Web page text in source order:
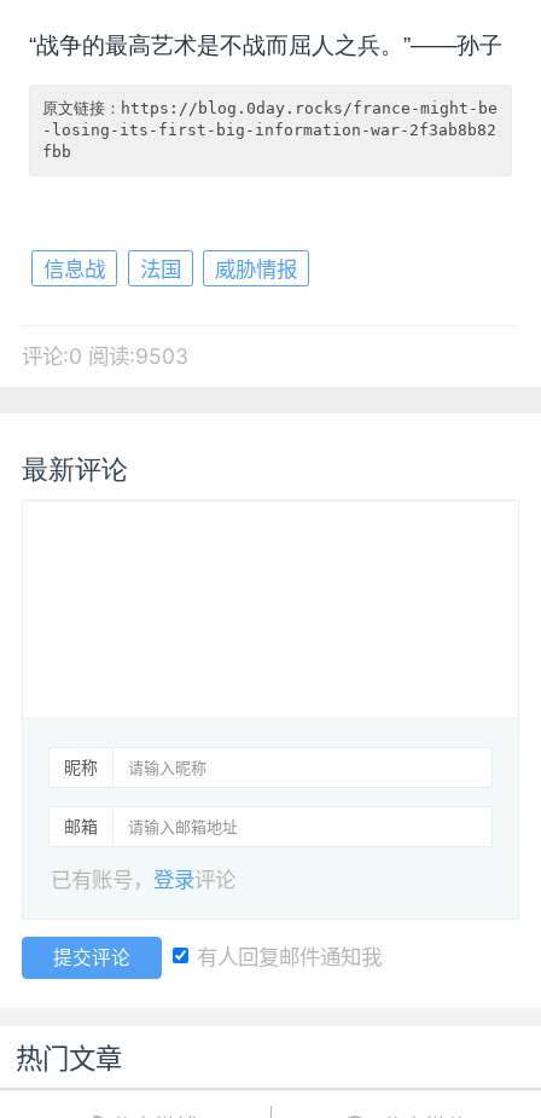
“战争的最高艺术是不战而屈人之兵。”——孙子
原文链接：https://blog.0day.rocks/france-might-be
-losing-its-first-big-information-war-2f3ab8b82
信息战 法国 威胁情报
评论:0 阅读:9503
最新评论
昵称
邮箱
已有账号，登录评论
提交评论 有人回复邮件通知我
热门文章